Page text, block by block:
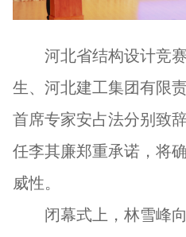
河北省结构设计竞
生、河北建工集团有限
首席专家安占法分别致
任李其廉郑重承诺，将
威性。
闭幕式上，林雪峰